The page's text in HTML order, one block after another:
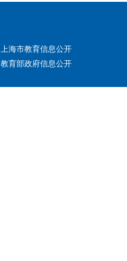
上海市教育信息公开
教育部政府信息公开